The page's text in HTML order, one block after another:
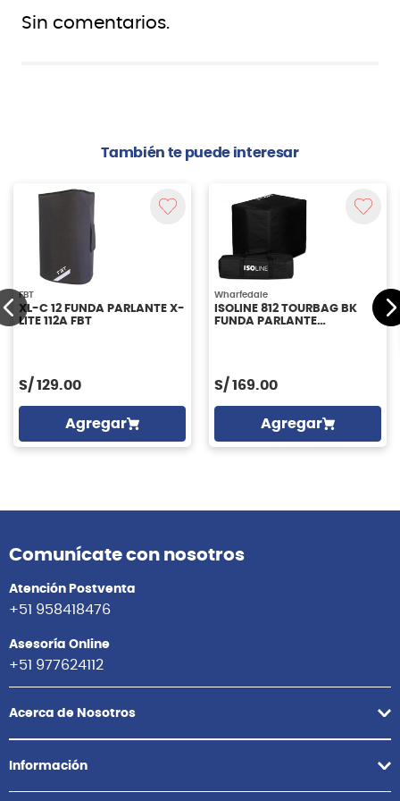
Sin comentarios.
También te puede interesar
FBT
XL-C 12 FUNDA PARLANTE X-
LITE 112A FBT
S/ 129.00
Agregar
Wharfedale
ISOLINE 812 TOURBAG BK
FUNDA PARLANTE
S/ 169.00
Agregar
Comunícate con nosotros
Atención Postventa
+51 958418476
Asesoría Online
+51 977624112
Acerca de Nosotros
Información